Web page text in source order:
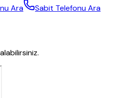
Ara Sabit Telefonu Ara